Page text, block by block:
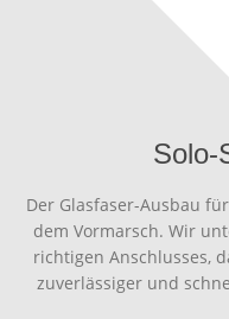
Solo-
Der Glasfaser-Ausbau
dem Vormarsch. Wir
richtigen Anschlusses,
zuverlässiger und